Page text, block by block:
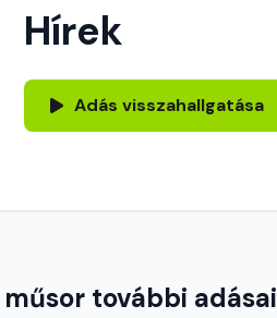
Hírek
Adás visszahallgatása
további adásai